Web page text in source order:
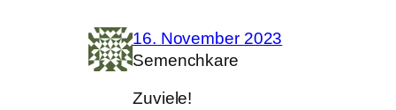
16. November 2023
Semenchkare
Zuviele!